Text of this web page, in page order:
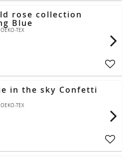
rose collection
Blue
TEX
in the sky Confetti
TEX